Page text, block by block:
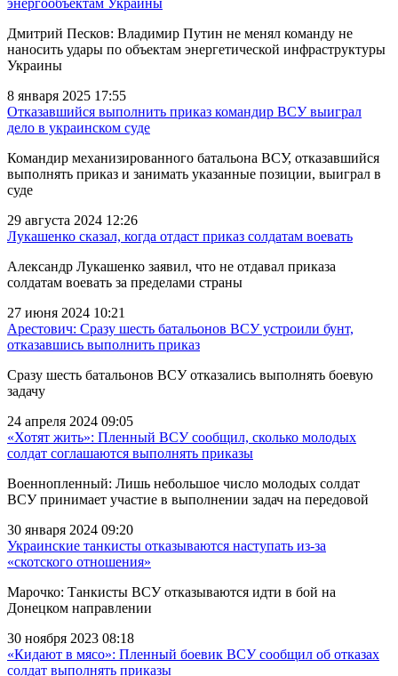
Дмитрий Песков: Владимир Путин не менял команду не
наносить удары по объектам энергетической инфраструктуры
Украины
8 января 2025 17:55
Отказавшийся выполнить приказ командир ВСУ выиграл
дело в украинском суде
Командир механизированного батальона ВСУ, отказавшийся
выполнять приказ и занимать указанные позиции, выиграл в
суде
29 августа 2024 12:26
Лукашенко сказал, когда отдаст приказ солдатам воевать
Александр Лукашенко заявил, что не отдавал приказа
солдатам воевать за пределами страны
27 июня 2024 10:21
Арестович: Сразу шесть батальонов ВСУ устроили бунт,
отказавшись выполнить приказ
Сразу шесть батальонов ВСУ отказались выполнять боевую
задачу
24 апреля 2024 09:05
«Хотят жить»: Пленный ВСУ сообщил, сколько молодых
солдат соглашаются выполнять приказы
Военнопленный: Лишь небольшое число молодых солдат
ВСУ принимает участие в выполнении задач на передовой
30 января 2024 09:20
Украинские танкисты отказываются наступать из-за
«скотского отношения»
Марочко: Танкисты ВСУ отказываются идти в бой на
Донецком направлении
30 ноября 2023 08:18
«Кидают в мясо»: Пленный боевик ВСУ сообщил об отказах
солдат выполнять приказы